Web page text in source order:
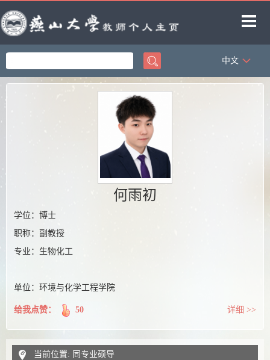
首页
科学研究
中文
何雨初
学位：博士
职称：副教授
专业：生物化工
单位：环境与化学工程学院
给我点赞： 50 详细 >>
当前位置: 同专业硕导